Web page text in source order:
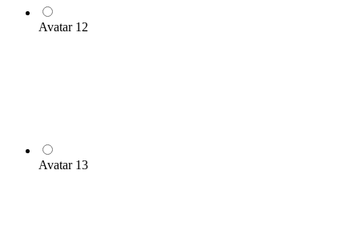
Avatar 12
Avatar 13